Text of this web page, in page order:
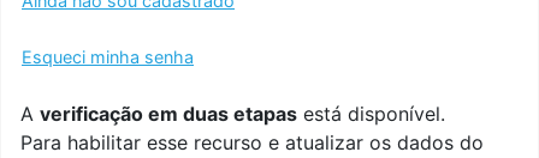
Esqueci minha senha
A verificação em duas etapas está disponível.
Para habilitar esse recurso e atualizar os dados do